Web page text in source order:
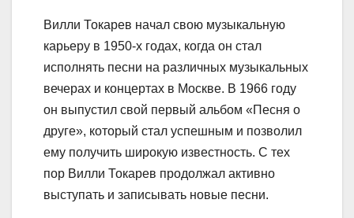
Вилли Токарев начал свою музыкальную
карьеру в 1950-х годах, когда он стал
исполнять песни на различных музыкальных
вечерах и концертах в Москве. В 1966 году
он выпустил свой первый альбом «Песня о
друге», который стал успешным и позволил
ему получить широкую известность. С тех
пор Вилли Токарев продолжал активно
выступать и записывать новые песни.